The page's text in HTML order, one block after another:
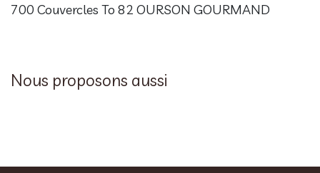
700 Couvercles To 82 OURSON GOURMAND
Nous proposons aussi